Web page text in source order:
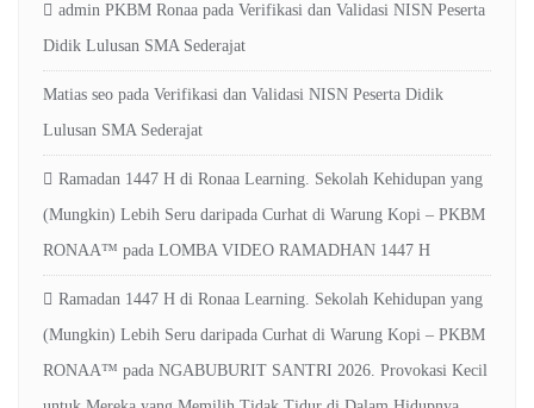
admin PKBM Ronaa pada Verifikasi dan Validasi NISN Peserta
Didik Lulusan SMA Sederajat
Matias seo pada Verifikasi dan Validasi NISN Peserta Didik
Lulusan SMA Sederajat
Ramadan 1447 H di Ronaa Learning. Sekolah Kehidupan yang
(Mungkin) Lebih Seru daripada Curhat di Warung Kopi – PKBM
RONAA™ pada LOMBA VIDEO RAMADHAN 1447 H
Ramadan 1447 H di Ronaa Learning. Sekolah Kehidupan yang
(Mungkin) Lebih Seru daripada Curhat di Warung Kopi – PKBM
RONAA™ pada NGABUBURIT SANTRI 2026. Provokasi Kecil